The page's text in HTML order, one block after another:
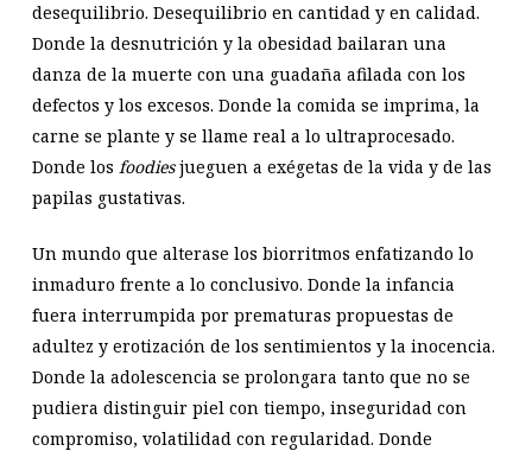
desequilibrio. Desequilibrio en cantidad y en calidad.
Donde la desnutrición y la obesidad bailaran una
danza de la muerte con una guadaña afilada con los
defectos y los excesos. Donde la comida se imprima, la
carne se plante y se llame real a lo ultraprocesado.
Donde los foodiesjueguen a exégetas de la vida y de las
papilas gustativas.
Un mundo que alterase los biorritmos enfatizando lo
inmaduro frente a lo conclusivo. Donde la infancia
fuera interrumpida por prematuras propuestas de
adultez y erotización de los sentimientos y la inocencia.
Donde la adolescencia se prolongara tanto que no se
pudiera distinguir piel con tiempo, inseguridad con
compromiso, volatilidad con regularidad. Donde